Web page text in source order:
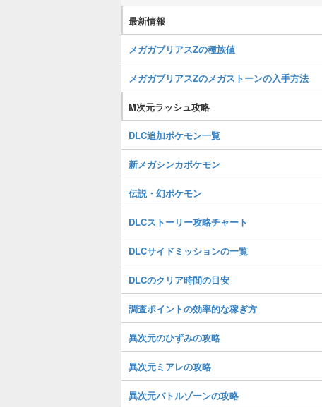
最新情報
メガガブリアスZの種族値
メガガブリアスZのメガストーンの入手方法
M次元ラッシュ攻略
DLC追加ポケモン一覧
新メガシンカポケモン
伝説・幻ポケモン
DLCストーリー攻略チャート
DLCサイドミッションの一覧
DLCのクリア時間の目安
調査ポイントの効率的な稼ぎ方
異次元のひずみの攻略
異次元ミアレの攻略
異次元バトルゾーンの攻略